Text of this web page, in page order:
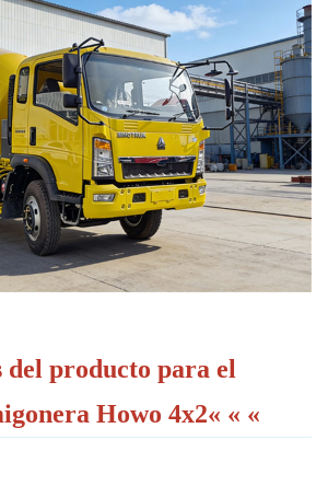
del producto para el
Howo 4x2« « «